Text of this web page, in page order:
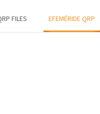
FILES EFEMÉRIDE QRP